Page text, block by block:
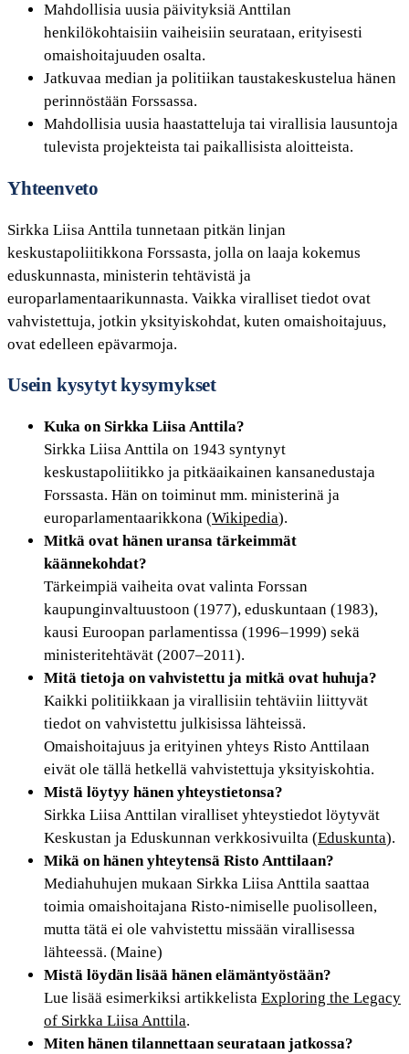
Mahdollisia uusia päivityksiä Anttilan
henkilökohtaisiin vaiheisiin seurataan, erityisesti
omaishoitajuuden osalta.
Jatkuvaa median ja politiikan taustakeskustelua hänen
perinnöstään Forssassa.
Mahdollisia uusia haastatteluja tai virallisia lausuntoja
tulevista projekteista tai paikallisista aloitteista.
Yhteenveto
Sirkka Liisa Anttila tunnetaan pitkän linjan
keskustapoliitikkona Forssasta, jolla on laaja kokemus
eduskunnasta, ministerin tehtävistä ja
europarlamentaarikunnasta. Vaikka viralliset tiedot ovat
vahvistettuja, jotkin yksityiskohdat, kuten omaishoitajuus,
ovat edelleen epävarmoja.
Usein kysytyt kysymykset
Kuka on Sirkka Liisa Anttila?
Sirkka Liisa Anttila on 1943 syntynyt
keskustapoliitikko ja pitkäaikainen kansanedustaja
Forssasta. Hän on toiminut mm. ministerinä ja
europarlamentaarikkona (Wikipedia).
Mitkä ovat hänen uransa tärkeimmät
käännekohdat?
Tärkeimpiä vaiheita ovat valinta Forssan
kaupunginvaltuustoon (1977), eduskuntaan (1983),
kausi Euroopan parlamentissa (1996–1999) sekä
ministeritehtävät (2007–2011).
Mitä tietoja on vahvistettu ja mitkä ovat huhuja?
Kaikki politiikkaan ja virallisiin tehtäviin liittyvät
tiedot on vahvistettu julkisissa lähteissä.
Omaishoitajuus ja erityinen yhteys Risto Anttilaan
eivät ole tällä hetkellä vahvistettuja yksityiskohtia.
Mistä löytyy hänen yhteystietonsa?
Sirkka Liisa Anttilan viralliset yhteystiedot löytyvät
Keskustan ja Eduskunnan verkkosivuilta (Eduskunta).
Mikä on hänen yhteytensä Risto Anttilaan?
Mediahuhujen mukaan Sirkka Liisa Anttila saattaa
toimia omaishoitajana Risto-nimiselle puolisolleen,
mutta tätä ei ole vahvistettu missään virallisessa
lähteessä. (Maine)
Mistä löydän lisää hänen elämäntyöstään?
Lue lisää esimerkiksi artikkelista Exploring the Legacy
of Sirkka Liisa Anttila.
Miten hänen tilannettaan seurataan jatkossa?